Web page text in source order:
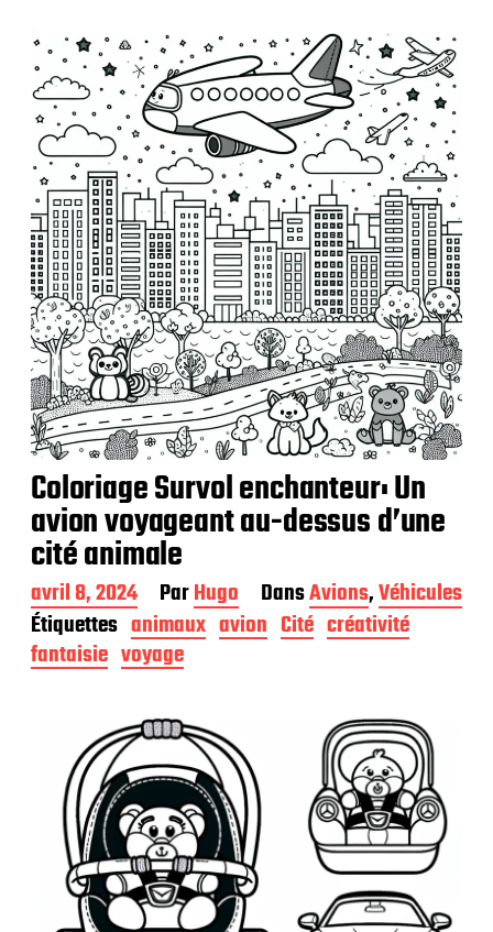
l
i
c
a
i
o
n
Coloriage Survol enchanteur: Un
avion voyageant au-dessus d’une
cité animale
D
a
t
e
avril 8, 2024 ParHugo DansAvions,Véhicules
Étiquettes animaux avion Cité créativité
fantaisie voyage